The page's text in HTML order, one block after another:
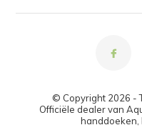
© Copyright 2026 -
Officiële dealer van
handdoeken,